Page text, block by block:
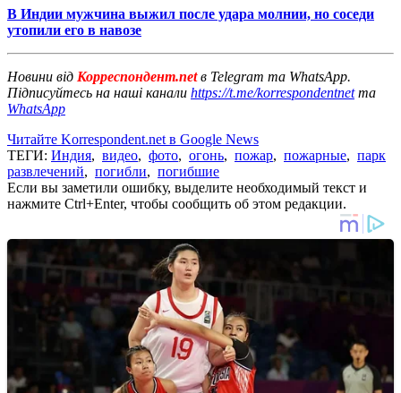
В Индии мужчина выжил после удара молнии, но соседи
утопили его в навозе
Новини від Корреспондент.netв Telegram та WhatsApp.
Підписуйтесь на наші канали https://t.me/korrespondentnetта
WhatsApp
Читайте Korrespondent.net в Google News
ТЕГИ: Индия, видео, фото, огонь, пожар, пожарные, парк
развлечений, погибли, погибшие
Если вы заметили ошибку, выделите необходимый текст и
нажмите Ctrl+Enter, чтобы сообщить об этом редакции.